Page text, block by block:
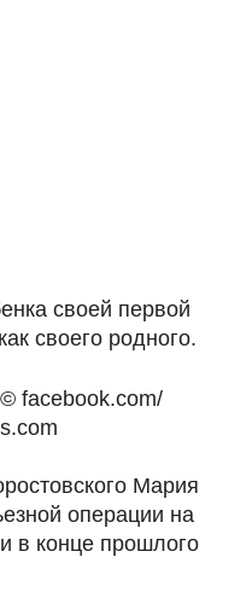
своей первой
своего родного.
Мария
операции на
в конце прошлого